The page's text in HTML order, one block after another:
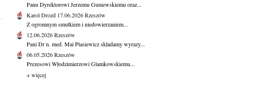
Panu Dyrektorowi Jerzemu Guniewskiemu oraz...
Karol Drozd 17.06.2026Rzeszów
Z ogromnym smutkiem i niedowierzaniem...
12.06.2026Rzeszów
Pani Dr n. med. Mai Ptasiewicz składamy wyrazy...
06.05.2026Rzeszów
Prezesowi Włodzimierzowi Glamkowskiemu...
+ więcej